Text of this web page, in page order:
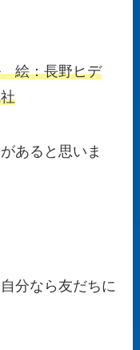
絵：長野ヒデ
あると思いま
分なら友だちに